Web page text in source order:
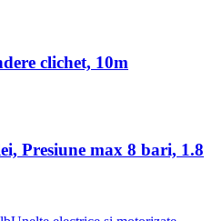
clichet, 10m
Presiune max 8 bari, 1.8